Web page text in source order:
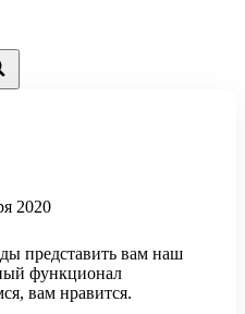
2020
представить вам наш
функционал
вам нравится.